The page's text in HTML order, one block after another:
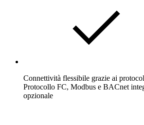
Connettività flessibile grazie ai
Protocollo FC, Modbus e BACnet
opzionale